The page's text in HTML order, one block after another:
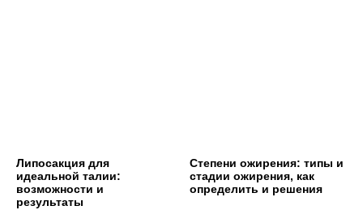
Липосакция для
идеальной талии:
возможности и
результаты
Степени ожирения: типы и
стадии ожирения, как
определить и решения